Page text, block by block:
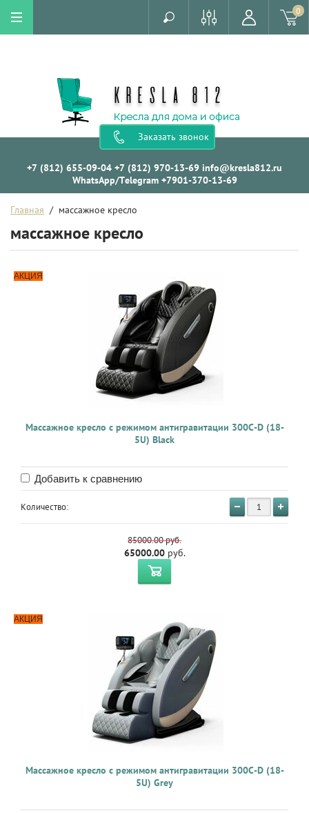
0
Заказать звонок
+7 (812) 655-09-04 +7 (812) 970-13-69 info@kresla812.ru
WhatsApp/Telegram +7901-370-13-69
Главная
  /  массажное кресло
массажное кресло
АКЦИЯ
Массажное кресло с режимом антигравитации 300C-D (18-
5U) Black
Добавить к сравнению
Количество:
85000.00руб.
65000.00руб.
АКЦИЯ
Массажное кресло с режимом антигравитации 300C-D (18-
5U) Grey